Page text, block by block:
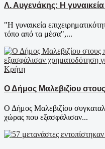
Λ. Αυγενάκης: Η γυναικεία
"Η γυναικεία
τόπο από τα μέσα",...
Κρήτη
Ο Δήμος Μαλεβιζίου
Ο Δήμος Μαλεβιζίου
χώρας που εξασφάλισαν...